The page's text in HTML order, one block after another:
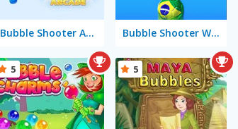
Bubble Shooter Arcade Bubble Shooter World Cup
5 5